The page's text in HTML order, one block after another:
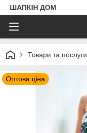
ШАПКIН ДОМ
Товари та послуги
Оптова ціна